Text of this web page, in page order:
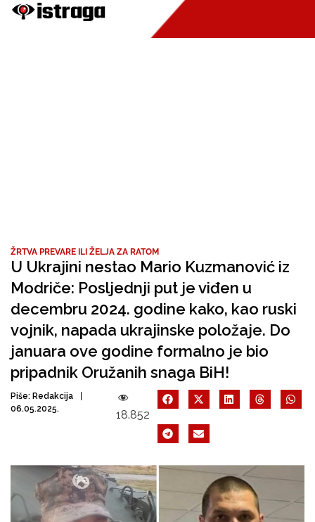
ŽRTVA PREVARE ILI ŽELJA ZA RATOM
U Ukrajini nestao Mario Kuzmanović iz
Modriče: Posljednji put je viđen u
decembru 2024. godine kako, kao ruski
vojnik, napada ukrajinske položaje. Do
januara ove godine formalno je bio
pripadnik Oružanih snaga BiH!
Piše: Redakcija
06.05.2025.
18.852